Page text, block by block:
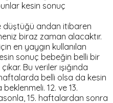
kesin sonuç
düştüğü andan itibaren
biraz zaman alacaktır.
en yaygın kullanılan
sonuç bebeğin belli bir
Bu veriler ışığında
belli olsa da kesin
12. ve 13.
15. haftalardan sonra